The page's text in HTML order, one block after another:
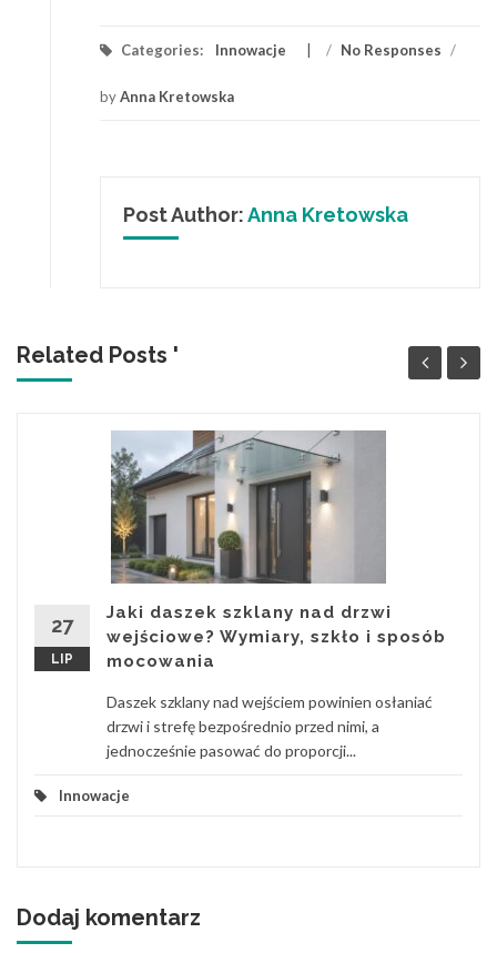
Categories: Innowacje / No Responses /
byAnna Kretowska
Post Author:Anna Kretowska
Related Posts '
27
LIP
Jaki daszek szklany nad drzwi
wejściowe? Wymiary, szkło i sposób
mocowania
Daszek szklany nad wejściem powinien osłaniać
drzwi i strefę bezpośrednio przed nimi, a
jednocześnie pasować do proporcji...
Innowacje
Dodaj komentarz